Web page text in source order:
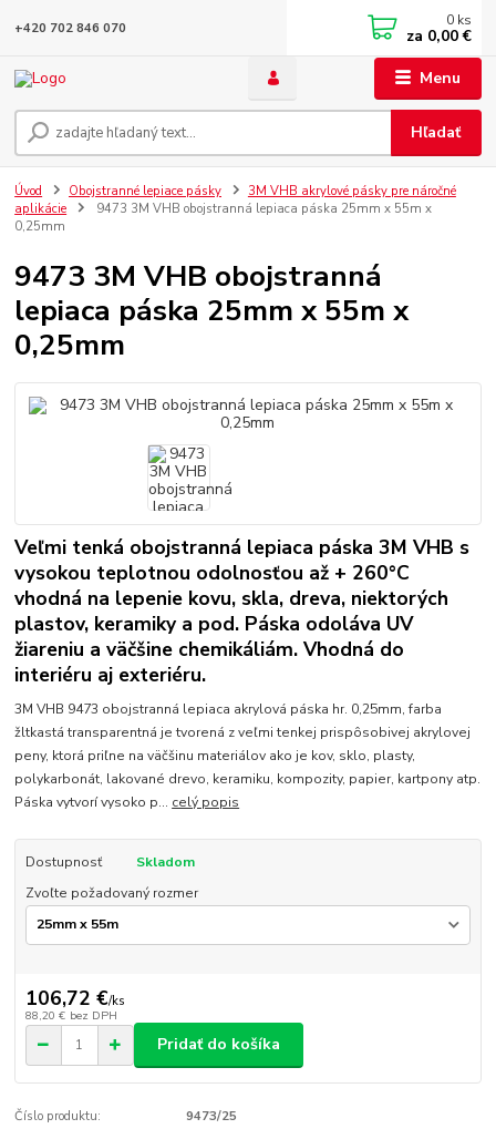
Menu
Hľadať
+420 702 846 070 0 ks
za 0,00 €
Úvod Obojstranné lepiace pásky
3M VHB akrylové pásky pre náročné
aplikácie
9473 3M VHB obojstranná lepiaca páska 25mm x 55m x
0,25mm
9473 3M VHB obojstranná
lepiaca páska 25mm x 55m x
0,25mm
Veľmi tenká obojstranná lepiaca páska 3M VHB s
vysokou teplotnou odolnosťou až + 260°C
vhodná na lepenie kovu, skla, dreva, niektorých
plastov, keramiky a pod. Páska odoláva UV
žiareniu a väčšine chemikáliám. Vhodná do
interiéru aj exteriéru.
3M VHB 9473 obojstranná lepiaca akrylová páska hr. 0,25mm, farba
žltkastá transparentná je tvorená z veľmi tenkej prispôsobivej akrylovej
peny, ktorá priľne na väčšinu materiálov ako je kov, sklo, plasty,
polykarbonát, lakované drevo, keramiku, kompozity, papier, kartpony atp.
Páska vytvorí vysoko p... celý popis
Dostupnosť
Skladom
Zvoľte požadovaný rozmer
106,72 €/ks
88,20 € bez DPH
Pridať do košíka
Číslo produktu: 9473/25